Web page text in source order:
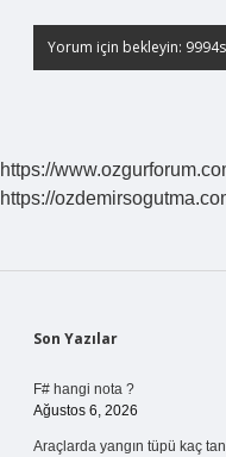
https://
https://
Sidebar
Son Yazılar
F# hangi nota ?
Ağustos 6, 2026
Araçlarda yangın tüpü kaç